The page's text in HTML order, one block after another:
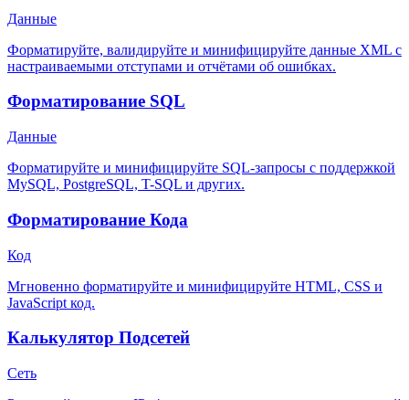
Данные
Форматируйте, валидируйте и минифицируйте данные XML с
настраиваемыми отступами и отчётами об ошибках.
Форматирование SQL
Данные
Форматируйте и минифицируйте SQL-запросы с поддержкой
MySQL, PostgreSQL, T-SQL и других.
Форматирование Кода
Код
Мгновенно форматируйте и минифицируйте HTML, CSS и
JavaScript код.
Калькулятор Подсетей
Сеть